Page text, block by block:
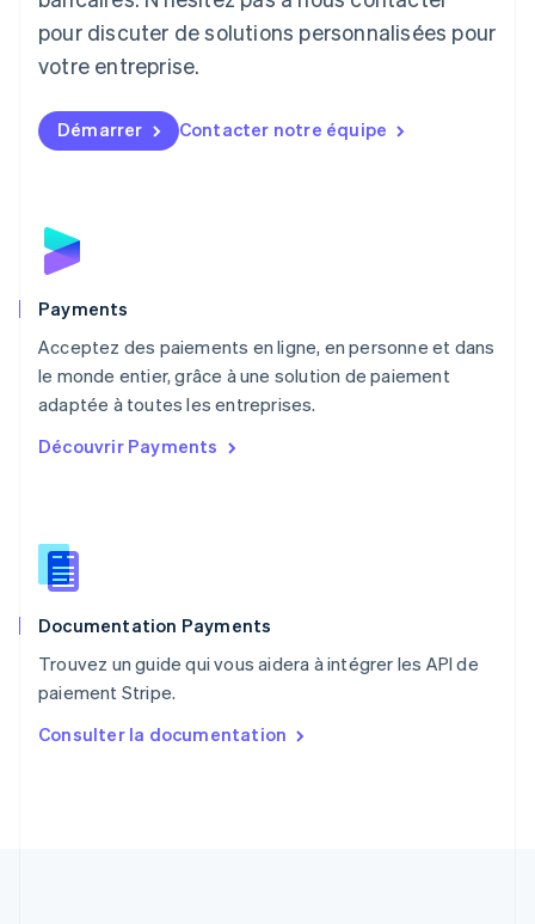
pour discuter de solutions personnalisées pour
votre entreprise.
Démarrer Contacter notre équipe
Payments
Acceptez des paiements en ligne, en personne et dans
le monde entier, grâce à une solution de paiement
adaptée à toutes les entreprises.
Découvrir Payments
Documentation Payments
Trouvez un guide qui vous aidera à intégrer les API de
paiement Stripe.
Consulter la documentation
Luxembourg
FrançaisDeutschEnglish
English简体中文
Malte
Norvège
English
English
NederlandsEnglish
Pologne
English
PortuguêsEnglish
English
Roumanie
Royaume-Uni
Singapour
English 简体中文
English